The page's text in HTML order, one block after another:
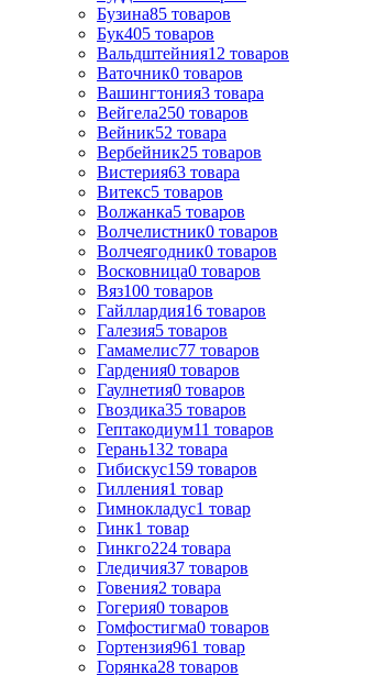
Бузина85 товаров
Бук405 товаров
Вальдштейния12 товаров
Ваточник0 товаров
Вашингтония3 товара
Вейгела250 товаров
Вейник52 товара
Вербейник25 товаров
Вистерия63 товара
Витекс5 товаров
Волжанка5 товаров
Волчелистник0 товаров
Волчеягодник0 товаров
Восковница0 товаров
Вяз100 товаров
Гайллардия16 товаров
Галезия5 товаров
Гамамелис77 товаров
Гардения0 товаров
Гаулнетия0 товаров
Гвоздика35 товаров
Гептакодиум11 товаров
Герань132 товара
Гибискус159 товаров
Гилления1 товар
Гимнокладус1 товар
Гинк1 товар
Гинкго224 товара
Гледичия37 товаров
Говения2 товара
Гогерия0 товаров
Гомфостигма0 товаров
Гортензия961 товар
Горянка28 товаров